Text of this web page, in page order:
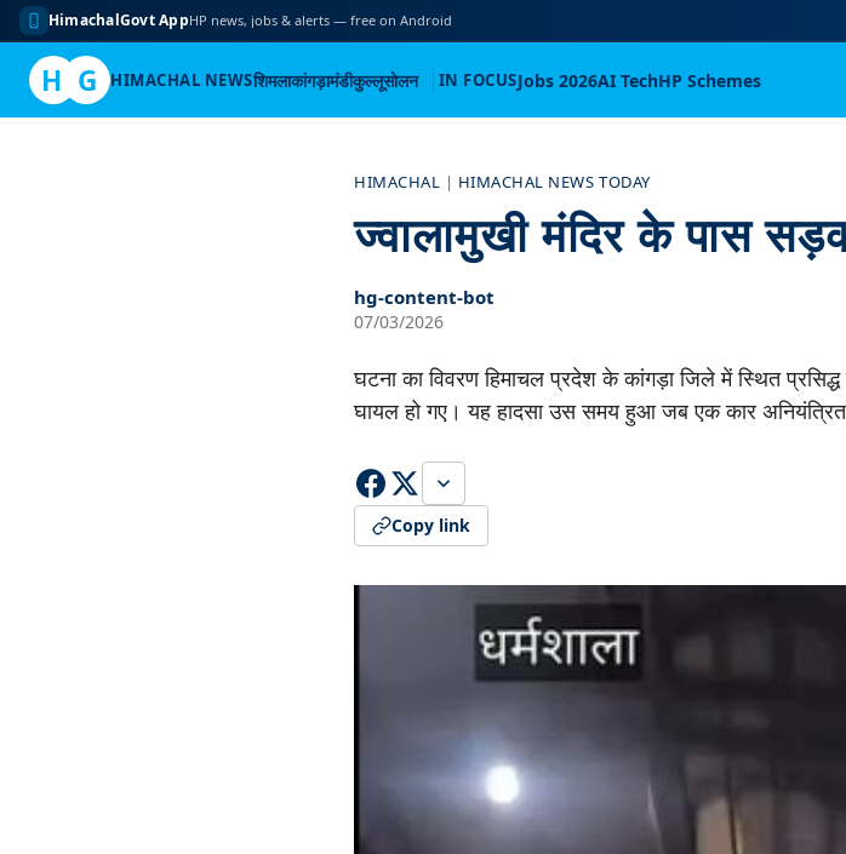
HimachalGovt AppHP news, jobs & alerts — free on Android
H G HIMACHAL NEWSशिमलाकांगड़ामंडीकुल्लूसोलन IN FOCUSJobs 2026AI TechHP Schemes
HIMACHAL | HIMACHAL NEWS TODAY
ज्वालामुखी मंदिर के पास
hg-content-bot
07/03/2026
घटना का विवरण हिमाचल प्रदेश के कांगड़ा जिले में स्थित
घायल हो गए। यह हादसा उस समय हुआ जब एक कार
Copy link